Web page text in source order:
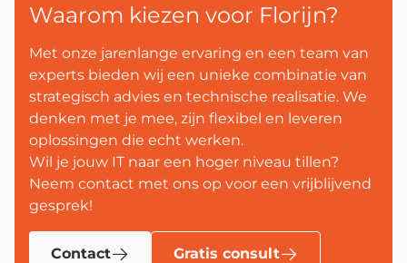
Waarom kiezen voor Florijn?
Met onze jarenlange ervaring en een team van
experts bieden wij een unieke combinatie van
strategisch advies en technische realisatie. We
denken met je mee, zijn flexibel en leveren
oplossingen die echt werken.
Wil je jouw IT naar een hoger niveau tillen?
Neem contact met ons op voor een vrijblijvend
gesprek!
Contact Gratis consult